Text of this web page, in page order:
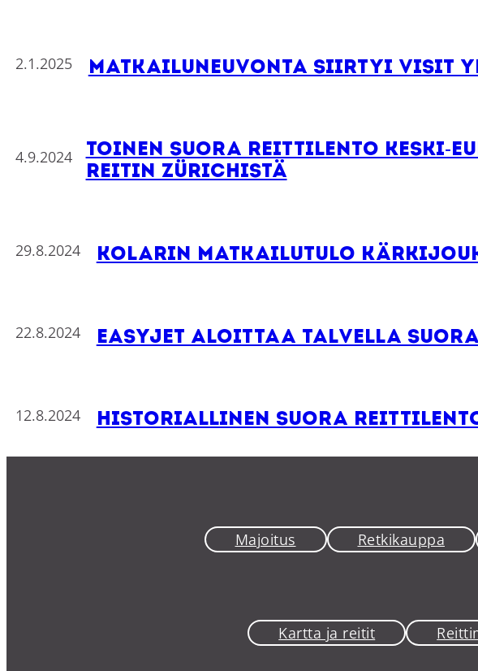
2.1.2025 Matkailuneuvonta siirtyi Visit
4.9.2024
Toinen suora reittilento Keski-
reitin Zürichistä
29.8.2024 Kolarin matkailutulo
22.8.2024 Easyjet aloittaa talvella
12.8.2024 Historiallinen suora reittilento
Majoitus Retkikauppa
Kartta ja reitit